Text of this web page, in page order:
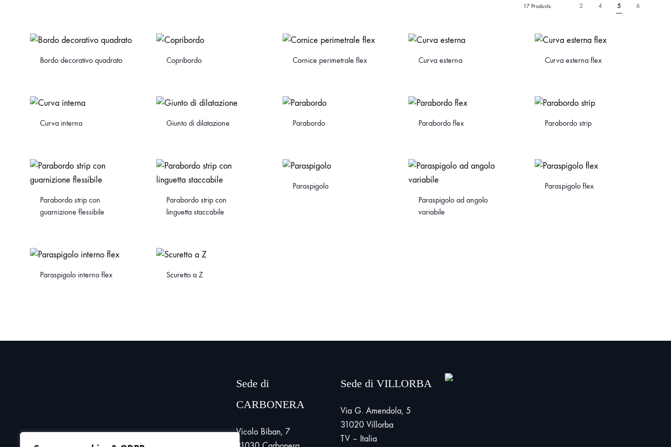
2 4 5 6
17 Products
Bordo decorativo quadrato Copribordo Cornice perimetrale flex Curva esterna Curva esterna flex
Curva interna Giunto di dilatazione Parabordo Parabordo flex Parabordo strip
Parabordo strip con
guarnizione flessibile
Parabordo strip con
linguetta staccabile
Paraspigolo
Paraspigolo ad angolo
variabile
Paraspigolo flex
Paraspigolo interno flex Scuretto a Z
Sede di
CARBONERA
Vicolo Biban, 7
Sede di VILLORBA
Via G. Amendola, 5
31020 Villorba
TV – Italia